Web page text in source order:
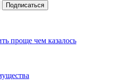
проще чем казалось